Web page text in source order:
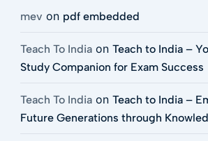
mev on pdf embedded
Teach To Indiaon Teach to India –
Study Companion for Exam Success
Teach To Indiaon Teach to India –
Future Generations through